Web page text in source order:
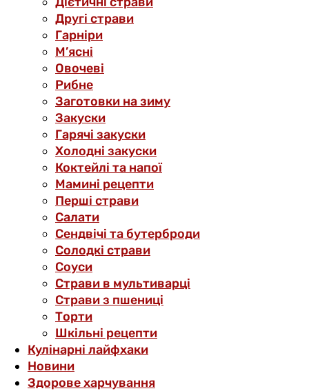
Другі страви
Гарніри
М’ясні
Овочеві
Рибне
Заготовки на зиму
Закуски
Гарячі закуски
Холодні закуски
Коктейлі та напої
Мамині рецепти
Перші страви
Салати
Сендвічі та бутерброди
Солодкі страви
Соуси
Страви в мультиварці
Страви з пшениці
Торти
Шкільні рецепти
Кулінарні лайфхаки
Новини
Здорове харчування